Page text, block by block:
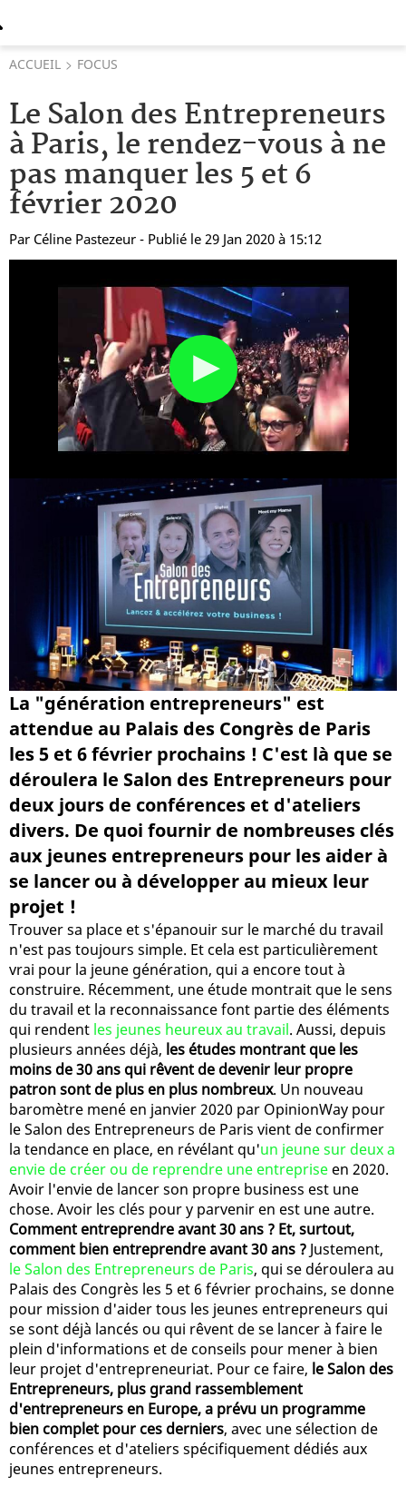
ACCUEIL FOCUS
Le Salon des Entrepreneurs
à Paris, le rendez-vous à ne
pas manquer les 5 et 6
février 2020
Par Céline Pastezeur - Publié le 29 Jan 2020 à 15:12
La "génération entrepreneurs" est
attendue au Palais des Congrès de Paris
les 5 et 6 février prochains ! C'est là que se
déroulera le Salon des Entrepreneurs pour
deux jours de conférences et d'ateliers
divers. De quoi fournir de nombreuses clés
aux jeunes entrepreneurs pour les aider à
se lancer ou à développer au mieux leur
projet !
Trouver sa place et s'épanouir sur le marché du travail
n'est pas toujours simple. Et cela est particulièrement
vrai pour la jeune génération, qui a encore tout à
construire. Récemment, une étude montrait que le sens
du travail et la reconnaissance font partie des éléments
qui rendent les jeunes heureux au travail. Aussi, depuis
plusieurs années déjà, les études montrant que les
moins de 30 ans qui rêvent de devenir leur propre
patron sont de plus en plus nombreux. Un nouveau
baromètre mené en janvier 2020 par OpinionWay pour
le Salon des Entrepreneurs de Paris vient de confirmer
la tendance en place, en révélant qu'un jeune sur deux a
envie de créer ou de reprendre une entreprise en 2020.
Avoir l'envie de lancer son propre business est une
chose. Avoir les clés pour y parvenir en est une autre.
Comment entreprendre avant 30 ans ? Et, surtout,
comment bien entreprendre avant 30 ans ? Justement,
le Salon des Entrepreneurs de Paris, qui se déroulera au
Palais des Congrès les 5 et 6 février prochains, se donne
pour mission d'aider tous les jeunes entrepreneurs qui
se sont déjà lancés ou qui rêvent de se lancer à faire le
plein d'informations et de conseils pour mener à bien
leur projet d'entrepreneuriat. Pour ce faire, le Salon des
Entrepreneurs, plus grand rassemblement
d'entrepreneurs en Europe, a prévu un programme
bien complet pour ces derniers, avec une sélection de
conférences et d'ateliers spécifiquement dédiés aux
jeunes entrepreneurs.